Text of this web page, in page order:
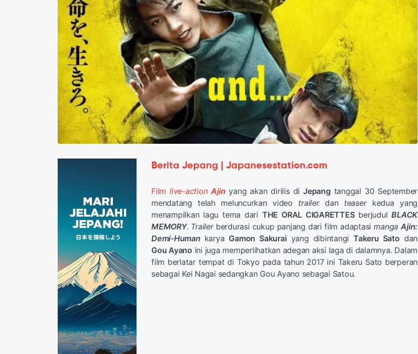
Berita Jepang | Japanesestation.com
Film live-actionAjin yang akan dirilis di Jepang tanggal 30 September
mendatang telah meluncurkan video trailerdan teaserkedua yang
menampilkan lagu tema dari THE ORAL CIGARETTESberjudulBLACK
MEMORY. Trailerberdurasi cukup panjang dari film adaptasimanga Ajin:
Demi-Human karya Gamon Sakurai yang dibintangiTakeru Sato dan
Gou Ayano ini juga memperlihatkan adegan aksi laga di dalamnya. Dalam
film berlatar tempat di Tokyo pada tahun 2017 ini Takeru Sato berperan
sebagai Kei Nagai sedangkan Gou Ayano sebagai Satou.